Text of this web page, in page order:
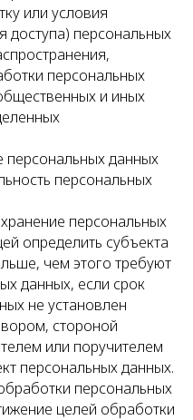
или условия
доступа) персональных
персональных
и иных
персональных данных
персональных
персональных
определить субъекта
чем этого требуют
данных, если срок
не установлен
стороной
или поручителем
персональных данных.
персональных
целей обработки